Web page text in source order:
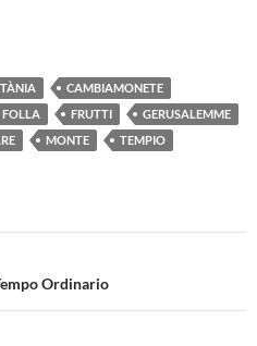
CAMBIAMONETE
FOLLA FRUTTI
GERUSALEMME
MONTE
TEMPIO
Ordinario